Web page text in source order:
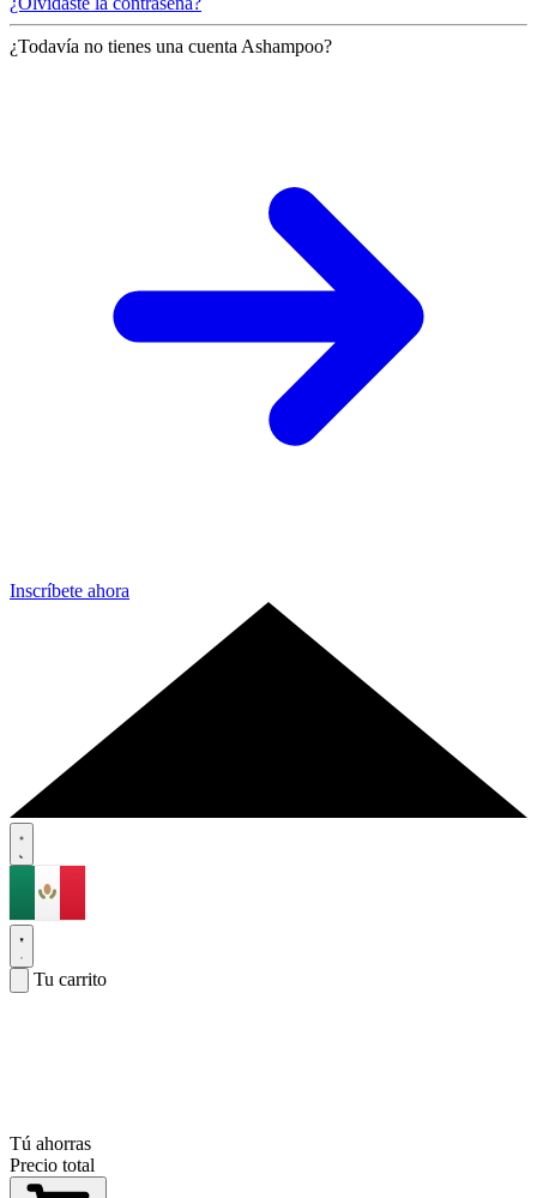
¿Todavía no tienes una cuenta Ashampoo?
Inscríbete ahora
Tu carrito
Tú ahorras
Precio total